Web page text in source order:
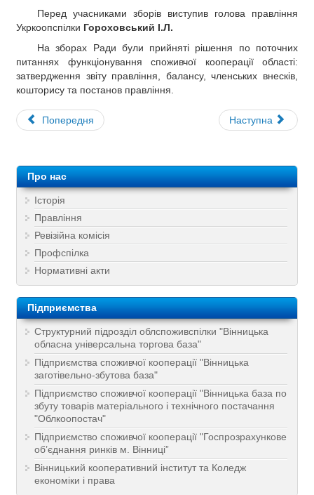
Перед учасниками зборів виступив голова правління
Укркоопспілки Гороховський І.Л.
На зборах Ради були прийняті рішення по поточних
питаннях функціонування споживчої кооперації області:
затвердження звіту правління, балансу, членських внесків,
кошторису та постанов правління.
Попередня Наступна
Про нас
Історія
Правління
Ревізійна комісія
Профспілка
Нормативні акти
Підприємства
Структурний підрозділ облспоживспілки "Вінницька
обласна універсальна торгова база"
Підприємства споживчої кооперації "Вінницька
заготівельно-збутова база"
Підприємство споживчої кооперації "Вінницька база по
збуту товарів матеріального і технічного постачання
"Облкоопостач"
Підприємство споживчої кооперації "Госпрозрахункове
об’єднання ринків м. Вінниці”
Вінницький кооперативний інститут та Коледж
економіки і права